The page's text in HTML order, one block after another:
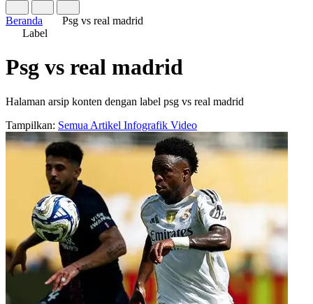
Beranda
Psg vs real madrid
Label
Psg vs real madrid
Halaman arsip konten dengan label psg vs real madrid
Tampilkan: Semua Artikel Infografik Video